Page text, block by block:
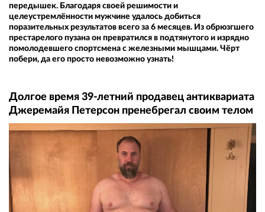
передышек. Благодаря своей решимости и
целеустремлённости мужчине удалось добиться
поразительных результатов всего за 6 месяцев. Из обрюзгшего
престарелого пузана он превратился в подтянутого и изрядно
помолодевшего спортсмена с железными мышцами. Чёрт
побери, да его просто невозможно узнать!
Долгое время 39-летний продавец антиквариата
Джеремайя Петерсон пренебрегал своим телом